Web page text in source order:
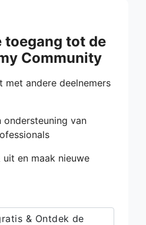
toegang tot de
Community
met andere deelnemers
ondersteuning van
en maak nieuwe
& Ontdek de